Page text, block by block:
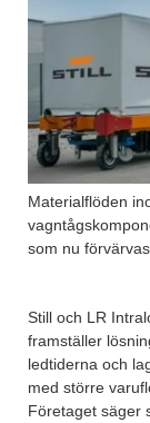
Materialflöden
som nu
Still och LR
framställer
ledtiderna och
med större
Företaget säger